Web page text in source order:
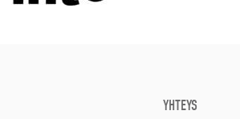
YHTEYS